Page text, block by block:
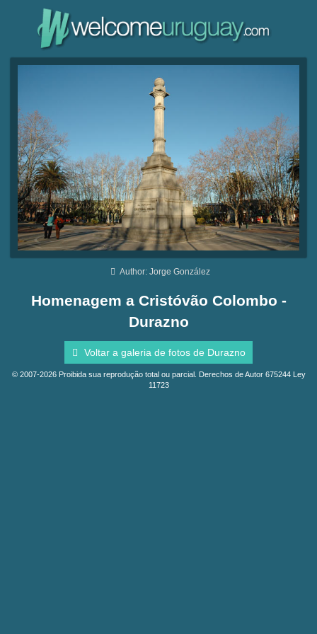
Author: Jorge González
Homenagem a Cristóvão Colombo -
Durazno
Voltar a galeria de fotos de Durazno
© 2007-2026 Proibida sua reprodução total ou parcial. Derechos de Autor 675244 Ley
11723